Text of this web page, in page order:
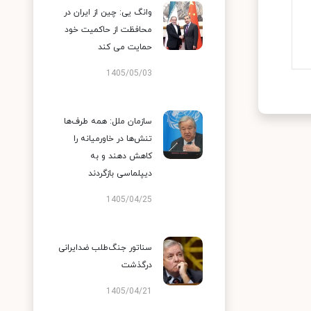
وانگ یی: چین از ایران در
محافظت از حاکمیت خود
حمایت می کند
1405/05/03
سازمان ملل: همه طرف‌ها
تنش‌ها در خاورمیانه را
کاهش دهند و به
دیپلماسی بازگردند
1405/04/25
سناتور جنگ‌طلب ضدایرانی
درگذشت
1405/04/21